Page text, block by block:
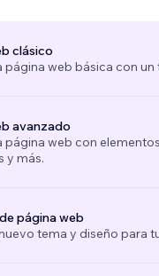
clásico
página web básica con un
avanzado
página web con
y más.
página web
tema y diseño para